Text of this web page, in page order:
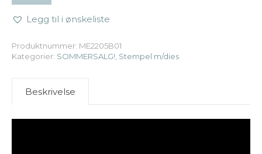
Legg til i ønskeliste
Produktnummer: ME2205B01
Kategorier: SOMMERSALG! Stempel m/dies
Beskrivelse